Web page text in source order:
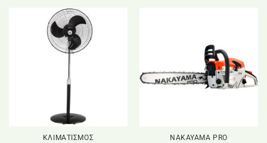
ΚΛΙΜΑΤΙΣΜΟΣ NAKAYAMA PRO